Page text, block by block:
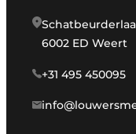
6002 ED Weert
+31 495 450095